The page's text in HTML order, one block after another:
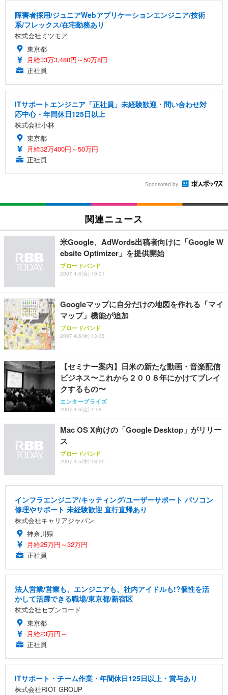
障害者採用/ジュニアWebアプリケーションエンジニア/技術
系/フレックス/在宅勤務あり
株式会社ミツモア
東京都
月給33万3,480円～50万8円
正社員
ITサポートエンジニア「正社員」未経験歓迎・問い合わせ対
応中心・年間休日125日以上
株式会社小林
東京都
月給32万400円～50万円
正社員
Sponsored by
関連ニュース
米Google、AdWords出稿者向けに「Google W
ebsite Optimizer」を提供開始
ブロードバンド
2007.4.6(金) 19:01
Googleマップに自分だけの地図を作れる「マイ
マップ」機能が追加
ブロードバンド
2007.4.6(金) 13:08
【セミナー案内】日米の新たな動画・音楽配信
ビジネス〜これから２００８年にかけてブレイ
クするもの〜
エンタープライズ
2007.4.6(金) 1:58
Mac OS X向けの「Google Desktop」がリリー
ス
ブロードバンド
2007.4.5(木) 18:25
インフラエンジニア/キッティング/ユーザーサポート パソコン
修理やサポート 未経験歓迎 直行直帰あり
株式会社キャリアジャパン
神奈川県
月給25万円～32万円
正社員
法人営業/営業も、エンジニアも、社内アイドルも!?個性を活
かして活躍できる職場/東京都/新宿区
株式会社セブンコード
東京都
月給23万円～
正社員
ITサポート・チーム作業・年間休日125日以上・賞与あり
株式会社RIOT GROUP